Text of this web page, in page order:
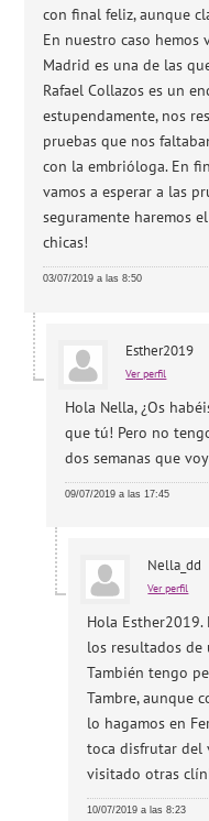
con final feliz, aunque
En nuestro caso
Madrid es una de las
Rafael Collazos es un
estupendamente, nos
pruebas que nos
con la embrióloga. En
vamos a esperar a las
seguramente haremos
chicas!
03/07/2019 a las 8:50
Esther2019
Ver perfil
Hola Nella, ¿Os
que tú! Pero no
dos semanas que
09/07/2019 a las 17:45
Nella_dd
Ver perfil
Hola
los resultados de
También tengo
Tambre, aunque
lo hagamos en
toca disfrutar del
visitado otras
10/07/2019 a las 8:23